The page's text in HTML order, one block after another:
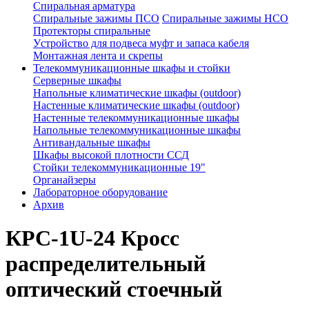
Спиральная арматура
Спиральные зажимы ПСО Спиральные зажимы НСО
Протекторы спиральные
Устройство для подвеса муфт и запаса кабеля
Монтажная лента и скрепы
Телекоммуникационные шкафы и стойки
Серверные шкафы
Напольные климатические шкафы (outdoor)
Настенные климатические шкафы (outdoor)
Настенные телекоммуникационные шкафы
Напольные телекоммуникационные шкафы
Антивандальные шкафы
Шкафы высокой плотности ССД
Стойки телекоммуникационные 19"
Органайзеры
Лабораторное оборудование
Архив
КРС-1U-24 Кросс
распределительный
оптический стоечный